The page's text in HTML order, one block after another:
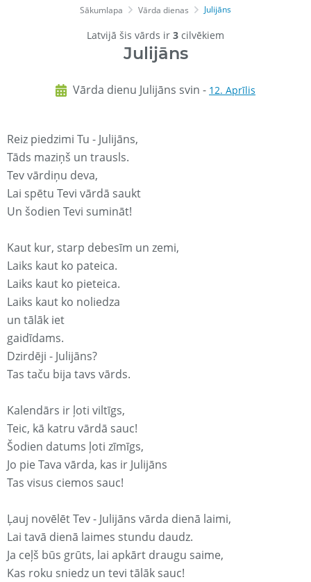
Sākumlapa Vārda dienas Julijāns
Latvijā šis vārds ir 3 cilvēkiem
Julijāns
Vārda dienu Julijāns svin - 12. Aprīlis
Reiz piedzimi Tu - Julijāns,
Tāds maziņš un trausls.
Tev vārdiņu deva,
Lai spētu Tevi vārdā saukt
Un šodien Tevi sumināt!
Kaut kur, starp debesīm un zemi,
Laiks kaut ko pateica.
Laiks kaut ko pieteica.
Laiks kaut ko noliedza
un tālāk iet
gaidīdams.
Dzirdēji - Julijāns?
Tas taču bija tavs vārds.
Kalendārs ir ļoti viltīgs,
Teic, kā katru vārdā sauc!
Šodien datums ļoti zīmīgs,
Jo pie Tava vārda, kas ir Julijāns
Tas visus ciemos sauc!
Ļauj novēlēt Tev - Julijāns vārda dienā laimi,
Lai tavā dienā laimes stundu daudz.
Ja ceļš būs grūts, lai apkārt draugu saime,
Kas roku sniedz un tevi tālāk sauc!